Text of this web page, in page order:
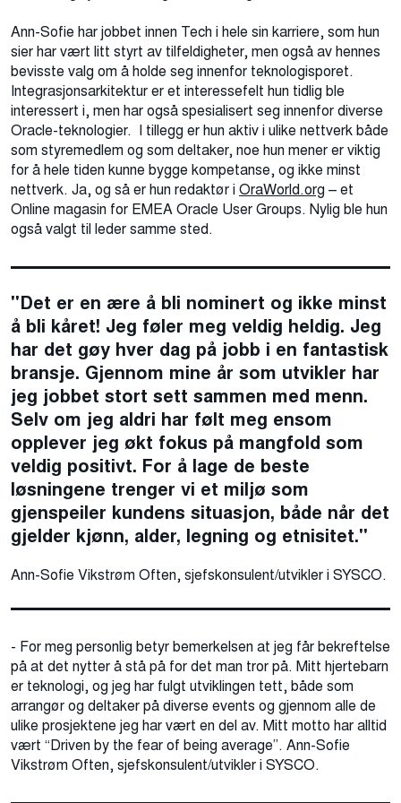
Ann-Sofie har jobbet innen Tech i hele sin karriere, som hun
sier har vært litt styrt av tilfeldigheter, men også av hennes
bevisste valg om å holde seg innenfor teknologisporet.
Integrasjonsarkitektur er et interessefelt hun tidlig ble
interessert i, men har også spesialisert seg innenfor diverse
Oracle-teknologier. I tillegg er hun aktiv i ulike nettverk både
som styremedlem og som deltaker, noe hun mener er viktig
for å hele tiden kunne bygge kompetanse, og ikke minst
nettverk. Ja, og så er hun redaktør iOraWorld.org – et
Online magasin for EMEA Oracle User Groups. Nylig ble hun
også valgt til leder samme sted.
"Det er en ære å bli nominert og ikke minst
å bli kåret! Jeg føler meg veldig heldig. Jeg
har det gøy hver dag på jobb i en fantastisk
bransje. Gjennom mine år som utvikler har
jeg jobbet stort sett sammen med menn.
Selv om jeg aldri har følt meg ensom
opplever jeg økt fokus på mangfold som
veldig positivt. For å lage de beste
løsningene trenger vi et miljø som
gjenspeiler kundens situasjon, både når det
gjelder kjønn, alder, legning og etnisitet."
Ann-Sofie Vikstrøm Often, sjefskonsulent/utvikler i SYSCO.
- For meg personlig betyr bemerkelsen at jeg får bekreftelse
på at det nytter å stå på for det man tror på. Mitt hjertebarn
er teknologi, og jeg har fulgt utviklingen tett, både som
arrangør og deltaker på diverse events og gjennom alle de
ulike prosjektene jeg har vært en del av. Mitt motto har alltid
vært “Driven by the fear of being average”. Ann-Sofie
Vikstrøm Often, sjefskonsulent/utvikler i SYSCO.